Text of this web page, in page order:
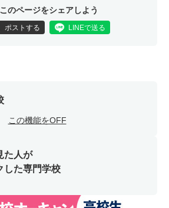
このページをシェアしよう
ポストする LINEで送る
この機能をOFF
た人が
した専門学校